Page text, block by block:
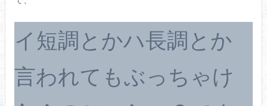
イ短調とかハ長調とか
言われてもぶっちゃけ